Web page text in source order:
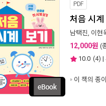
PDF
처음 시계
남택진, 이현
12,000원 (
10.0 (4) |
이 책의 종